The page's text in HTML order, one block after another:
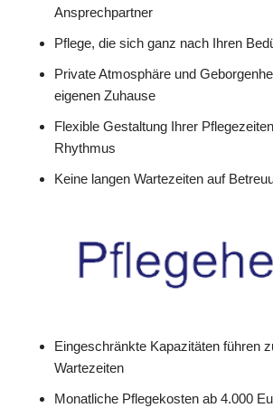
Ansprechpartner
Pflege, die sich ganz nach Ihren
Private Atmosphäre und
eigenen Zuhause
Flexible Gestaltung Ihrer
Rhythmus
Keine langen Wartezeiten auf
Eingeschränkte Kapazitäten führen
Wartezeiten
Monatliche Pflegekosten ab 4.000